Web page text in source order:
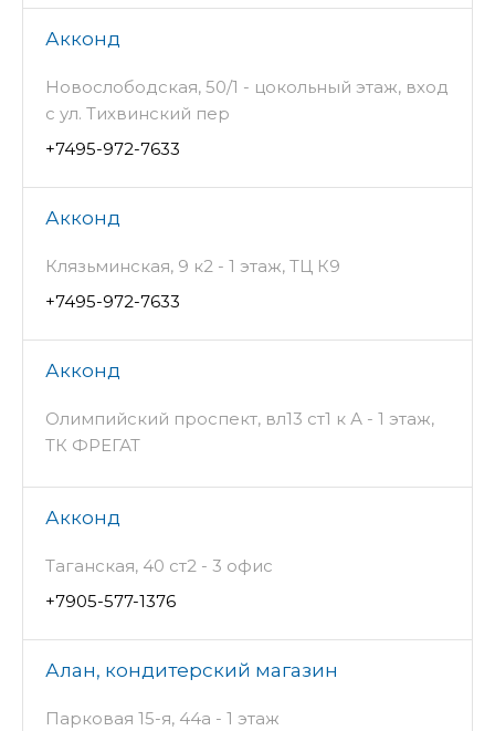
Акконд
Новослободская, 50/1 - цокольный этаж, вход
с ул. Тихвинский пер
+7495-972-7633
Акконд
Клязьминская, 9 к2 - 1 этаж, ТЦ К9
+7495-972-7633
Акконд
Олимпийский проспект, вл13 ст1 к А - 1 этаж,
ТК ФРЕГАТ
Акконд
Таганская, 40 ст2 - 3 офис
+7905-577-1376
Алан, кондитерский магазин
Парковая 15-я, 44а - 1 этаж